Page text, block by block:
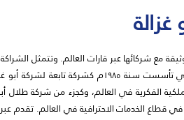
مع شركائها عبر قارات العالم. وتتمثل
شركة طلال أبو غزالة للترجمة التي تأسست سنة ١٩٨٥م
الفكرية في العالم، وكجزء من شركة طلال أبو
قطاع الخدمات الاحترافية في العالم. تقدم